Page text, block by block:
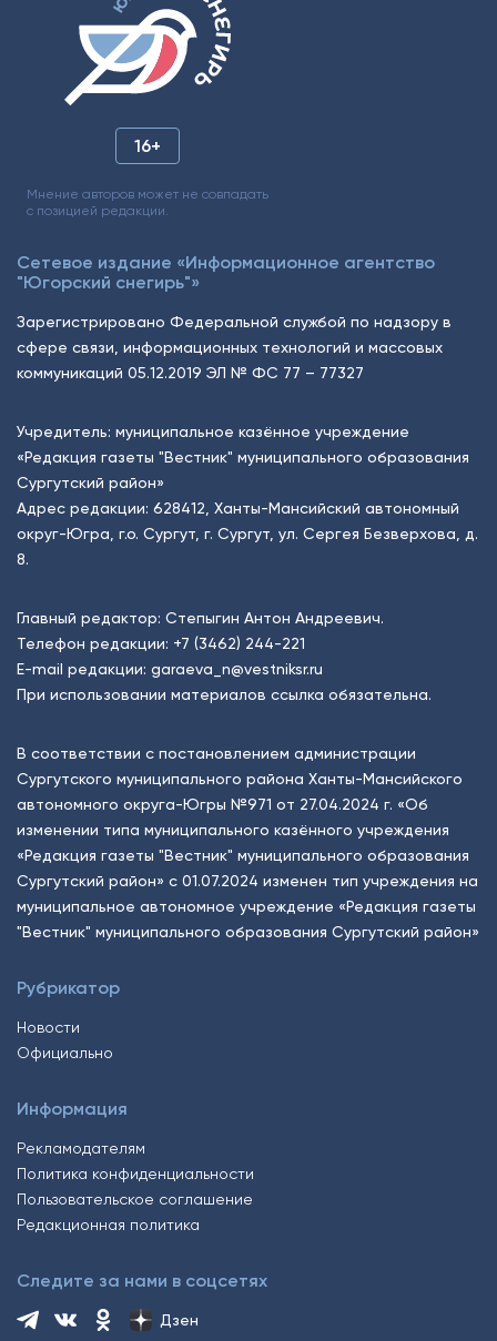
16+
Мнение авторов может не совпадать
с позицией редакции.
Сетевое издание «Информационное агентство
"Югорский снегирь"»
Зарегистрировано Федеральной службой по надзору в
сфере связи, информационных технологий и массовых
коммуникаций 05.12.2019 ЭЛ № ФС 77 – 77327
Учредитель: муниципальное казённое учреждение
«Редакция газеты "Вестник" муниципального образования
Сургутский район»
Адрес редакции: 628412, Ханты-Мансийский автономный
округ-Югра, г.о. Сургут, г. Сургут, ул. Сергея Безверхова, д.
8.
Главный редактор: Степыгин Антон Андреевич.
Телефон редакции: +7 (3462) 244-221
E-mail редакции: garaeva_n@vestniksr.ru
При использовании материалов ссылка обязательна.
В соответствии с постановлением администрации
Сургутского муниципального района Ханты-Мансийского
автономного округа-Югры №971 от 27.04.2024 г. «Об
изменении типа муниципального казённого учреждения
«Редакция газеты "Вестник" муниципального образования
Сургутский район» с 01.07.2024 изменен тип учреждения на
муниципальное автономное учреждение «Редакция газеты
"Вестник" муниципального образования Сургутский район»
Рубрикатор
Новости
Официально
Информация
Рекламодателям
Политика конфиденциальности
Пользовательское соглашение
Редакционная политика
Следите за нами в соцсетях
Дзен